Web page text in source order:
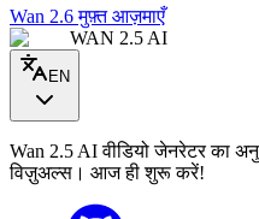
Wan 2.6 मुफ़्त आज़माएँ
WAN 2.5 AI
EN
Wan 2.5 AI वीडियो जेनरेटर का
विज़ुअल्स। आज ही शुरू करें!